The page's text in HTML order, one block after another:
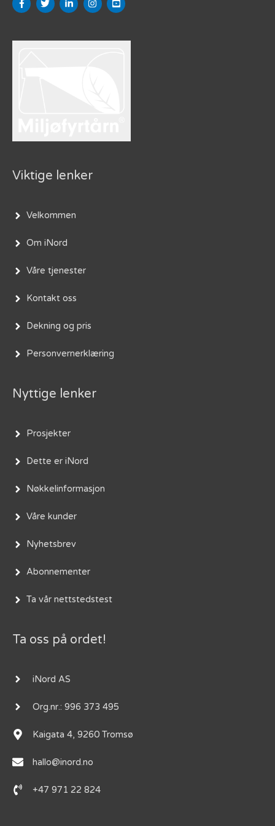
Viktige lenker
Velkommen
Om iNord
Våre tjenester
Kontakt oss
Dekning og pris
Personvernerklæring
Nyttige lenker
Prosjekter
Dette er iNord
Nøkkelinformasjon
Våre kunder
Nyhetsbrev
Abonnementer
Ta vår nettstedstest
Ta oss på ordet!
iNord AS
Org.nr.: 996 373 495
Kaigata 4, 9260 Tromsø
hallo@inord.no
+47 971 22 824